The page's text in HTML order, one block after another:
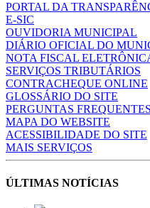
PORTAL DA
E-SIC
OUVIDORIA MUNICIPAL
DIÁRIO OFICIAL DO
NOTA FISCAL
SERVIÇOS TRIBUTÁRIOS
CONTRACHEQUE ONLINE
GLOSSÁRIO DO SITE
PERGUNTAS FREQUENTES
MAPA DO WEBSITE
ACESSIBILIDADE DO SITE
MAIS SERVIÇOS
ÚLTIMAS NOTÍCIAS